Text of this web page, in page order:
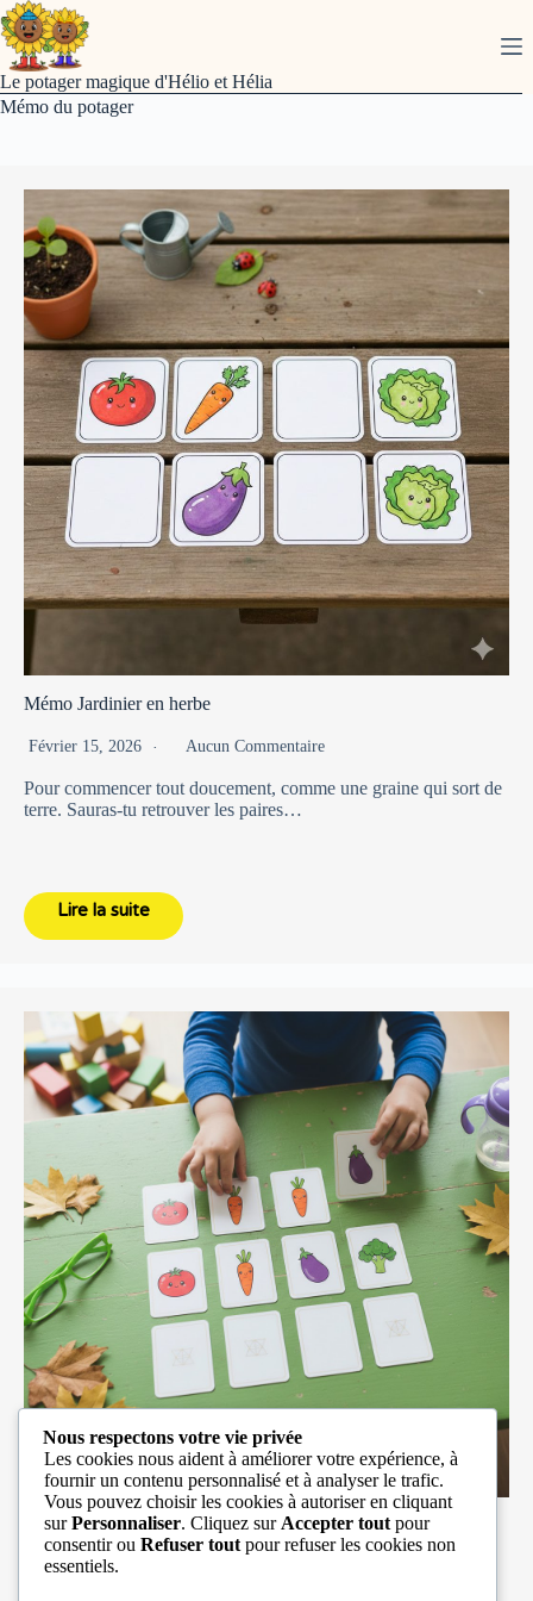
Le potager magique d'Hélio et Hélia
Mémo du potager
Mémo Jardinier en herbe
Février 15, 2026 Aucun Commentaire
Pour commencer tout doucement, comme une graine qui sort de
terre. Sauras-tu retrouver les paires…
Lire la suite
Mémo Main verte
Février 12, 2026
Nous respectons votre vie privée
Les cookies nous aident à améliorer votre expérience, à
fournir un contenu personnalisé et à analyser le trafic.
Vous pouvez choisir les cookies à autoriser en cliquant
surPersonnaliser. Cliquez sur Accepter tout pour
consentir ou Refuser tout pour refuser les cookies non
essentiels.